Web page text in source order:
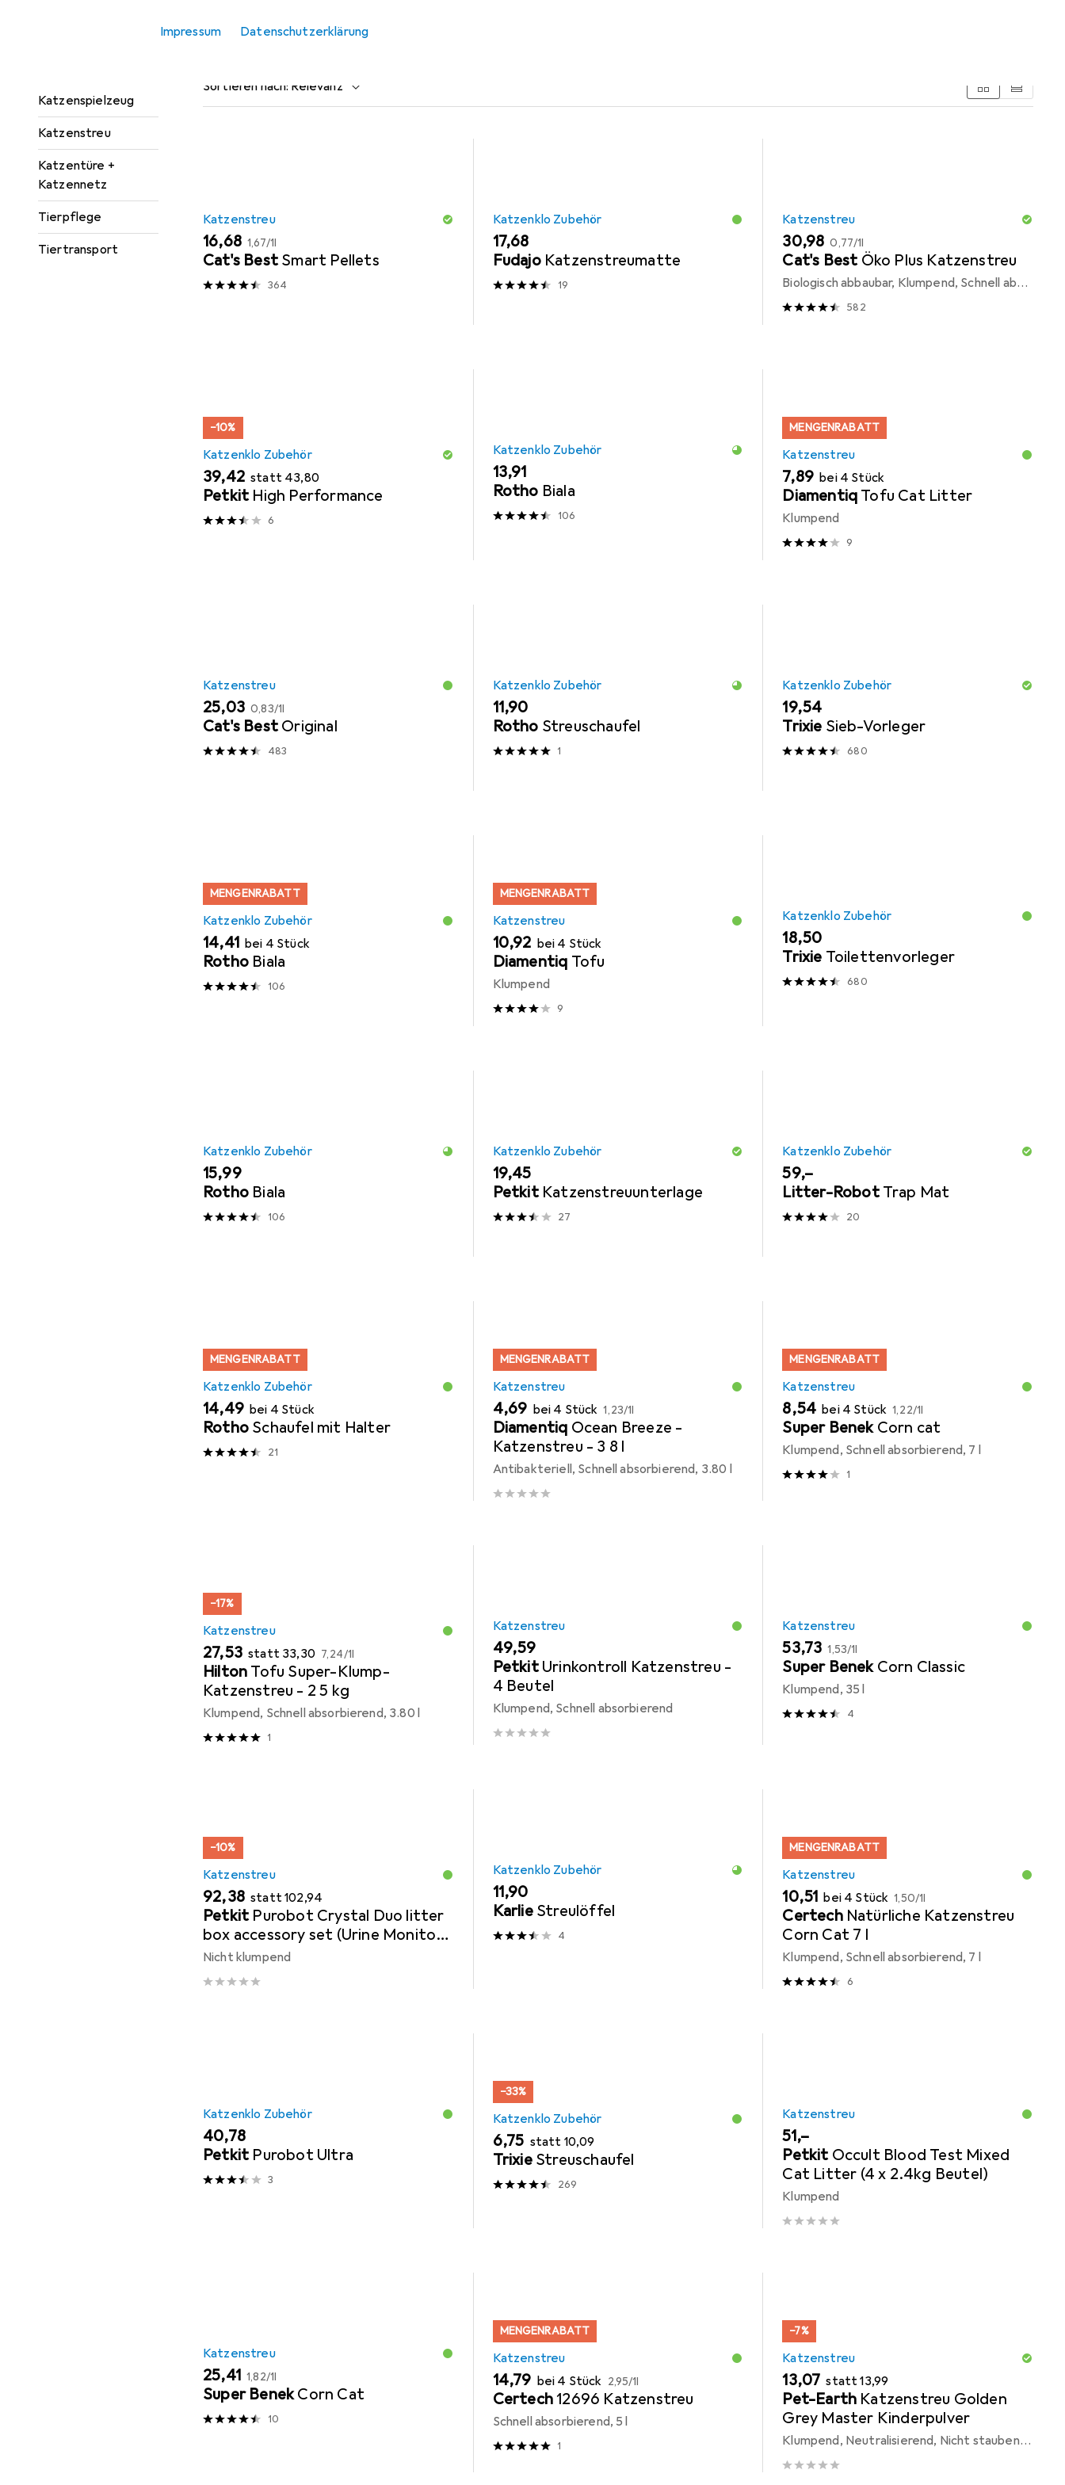
Impressum Datenschutzerklärung
Katzenspielzeug
Katzenstreu
Katzentüre +
Katzennetz
Tierpflege
Tiertransport
Beliebt Katzenstreu
Sortieren nach: Relevanz
Katzenstreu
EUR
16,68 EUR
1,67/1l
Cat's Best Smart Pellets
364
Katzenklo Zubehör
EUR
17,68
Fudajo Katzenstreumatte
19
Katzenstreu
EUR
30,98 EUR
0,77/1l
Cat's Best Öko Plus Katzenstreu
Biologisch abbaubar, Klumpend, Schnell absorbierend, 40 l
582
−10%
Katzenklo Zubehör
EUR
39,42 statt EUR
43,80
Petkit High Performance
6
Katzenklo Zubehör
EUR
13,91
Rotho Biala
106
MENGENRABATT
Katzenstreu
EUR
7,89 bei 4 Stück
Diamentiq Tofu Cat Litter
Klumpend
9
Katzenstreu
EUR
25,03 EUR
0,83/1l
Cat's Best Original
483
Katzenklo Zubehör
EUR
11,90
Rotho Streuschaufel
1
Katzenklo Zubehör
EUR
19,54
Trixie Sieb-Vorleger
680
MENGENRABATT
Katzenklo Zubehör
EUR
14,41 bei 4 Stück
Rotho Biala
106
MENGENRABATT
Katzenstreu
EUR
10,92 bei 4 Stück
Diamentiq Tofu
Klumpend
9
Katzenklo Zubehör
EUR
18,50
Trixie Toilettenvorleger
680
Katzenklo Zubehör
EUR
15,99
Rotho Biala
106
Katzenklo Zubehör
EUR
19,45
Petkit Katzenstreuunterlage
27
Katzenklo Zubehör
EUR
59,–
Litter-Robot Trap Mat
20
MENGENRABATT
Katzenklo Zubehör
EUR
14,49 bei 4 Stück
Rotho Schaufel mit Halter
21
MENGENRABATT
Katzenstreu
EUR
4,69 bei 4 Stück EUR
1,23/1l
Diamentiq Ocean Breeze -
Katzenstreu - 3 8 l
Antibakteriell, Schnell absorbierend, 3.80 l
MENGENRABATT
Katzenstreu
EUR
8,54 bei 4 Stück EUR
1,22/1l
Super Benek Corn cat
Klumpend, Schnell absorbierend, 7 l
1
−17%
Katzenstreu
EUR
27,53 statt EUR
33,30 EUR
7,24/1l
Hilton Tofu Super-Klump-
Katzenstreu - 2 5 kg
Klumpend, Schnell absorbierend, 3.80 l
1
Katzenstreu
EUR
49,59
Petkit Urinkontroll Katzenstreu -
4 Beutel
Klumpend, Schnell absorbierend
Katzenstreu
EUR
53,73 EUR
1,53/1l
Super Benek Corn Classic
Klumpend, 35 l
4
−10%
Katzenstreu
EUR
92,38 stattEUR
102,94
Petkit Purobot Crystal Duo litter
box accessory set (Urine Monitor
Crystal Litter Set C11)
Nicht klumpend
Katzenklo Zubehör
EUR
11,90
Karlie Streulöffel
4
MENGENRABATT
Katzenstreu
EUR
10,51 bei 4 Stück EUR
1,50/1l
Certech Natürliche Katzenstreu
Corn Cat 7 l
Klumpend, Schnell absorbierend, 7 l
6
Katzenklo Zubehör
EUR
40,78
Petkit Purobot Ultra
3
−33%
Katzenklo Zubehör
EUR
6,75 statt EUR
10,09
Trixie Streuschaufel
269
Katzenstreu
EUR
51,–
Petkit Occult Blood Test Mixed
Cat Litter (4 x 2.4kg Beutel)
Klumpend
Katzenstreu
EUR
25,41 EUR
1,82/1l
Super BenekCorn Cat
10
MENGENRABATT
Katzenstreu
EUR
14,79 bei 4 Stück EUR
2,95/1l
Certech 12696 Katzenstreu
Schnell absorbierend, 5 l
1
−7%
Katzenstreu
EUR
13,07 stattEUR
13,99
Pet-Earth Katzenstreu Golden
Grey Master Kinderpulver
Klumpend, Neutralisierend, Nicht staubend, Schnell absorbierend